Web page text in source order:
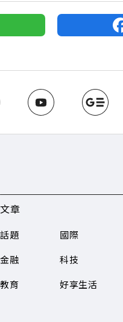
文章
話題
金融
教育
國際
科技
好享生活